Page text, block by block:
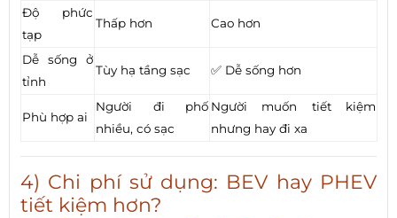
Độ phức
tạp
Thấp hơn Cao hơn
Dễ sống ở
tỉnh
Tùy hạ tầng sạc ✅ Dễ sống hơn
Phù hợp ai
Người đi phố
nhiều, có sạc
Người muốn tiết kiệm
nhưng hay đi xa
4) Chi phí sử dụng: BEV hay PHEV
tiết kiệm hơn?